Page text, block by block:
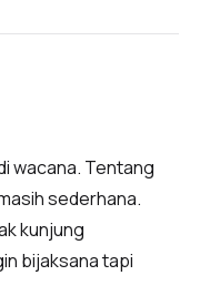
wacana. Tentang
sederhana.
kunjung
bijaksana tapi